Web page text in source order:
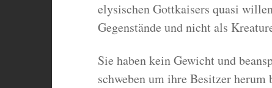
elysischen Gottkaisers quasi
Gegenstände und nicht als
Sie haben kein Gewicht und
schweben um ihre Besitzer